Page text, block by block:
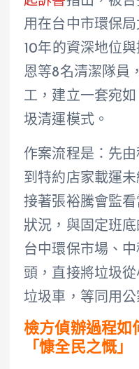
用在台中市環保
10年的資深地位
恩等8名清潔隊員
工，建立一套宛
圾清運模式。
作案流程是：先由
到特約店家載運未
接著張裕騰會監
狀況，與固定班
台中環保市場、
頭，直接將垃圾
垃圾車，等同用
檢方偵辦過程如
「慷全民之慨」